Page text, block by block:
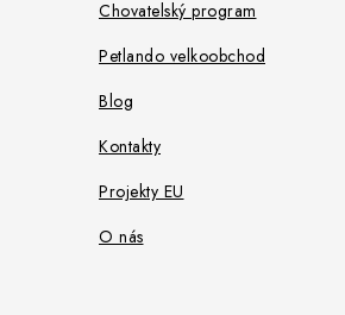
Chovatelský program
Petlando velkoobchod
Blog
Kontakty
Projekty EU
O nás